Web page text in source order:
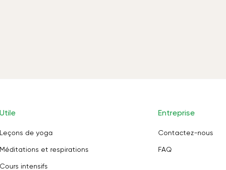
Utile
Leçons de yoga
Méditations et respirations
Cours intensifs
Entreprise
Contactez-nous
FAQ